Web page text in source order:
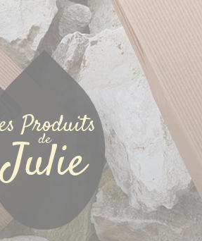
Produits
de
Julie